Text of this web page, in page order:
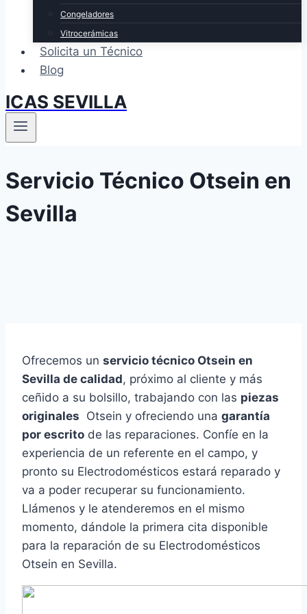
Congeladores
Vitrocerámicas
Solicita un Técnico
Blog
ICAS SEVILLA
Servicio Técnico Otsein en
Sevilla
Ofrecemos un servicio técnico Otsein en
Sevilla de calidad, próximo al cliente y más
ceñido a su bolsillo, trabajando con las piezas
originales Otsein y ofreciendo una garantía
por escrito de las reparaciones. Confíe en la
experiencia de un referente en el campo, y
pronto su Electrodomésticos estará reparado y
va a poder recuperar su funcionamiento.
Llámenos y le atenderemos en el mismo
momento, dándole la primera cita disponible
para la reparación de su Electrodomésticos
Otsein en Sevilla.